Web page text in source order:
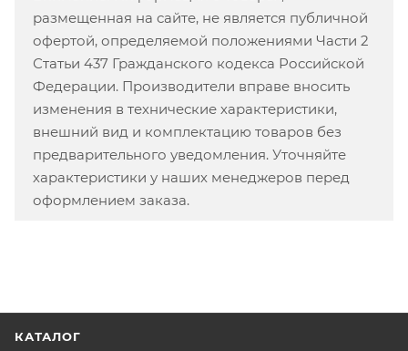
размещенная на сайте, не является публичной
офертой, определяемой положениями Части 2
Статьи 437 Гражданского кодекса Российской
Федерации. Производители вправе вносить
изменения в технические характеристики,
внешний вид и комплектацию товаров без
предварительного уведомления. Уточняйте
характеристики у наших менеджеров перед
оформлением заказа.
КАТАЛОГ